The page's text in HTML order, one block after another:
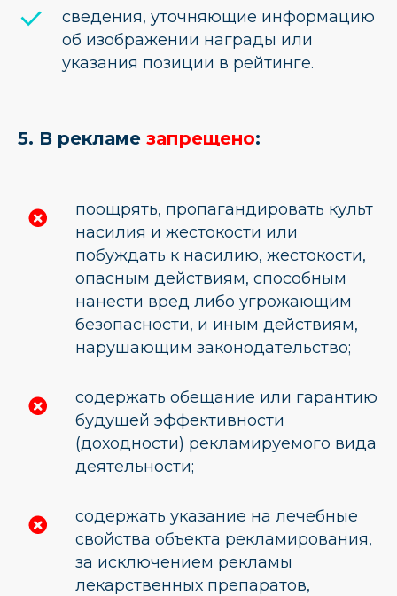
cведения, уточняющие информацию
об изображении награды или
указания позиции в рейтинге.
5. В рекламе запрещено:
поощрять, пропагандировать культ
насилия и жестокости или
побуждать к насилию, жестокости,
опасным действиям, способным
нанести вред либо угрожающим
безопасности, и иным действиям,
нарушающим законодательство;
содержать обещание или гарантию
будущей эффективности
(доходности) рекламируемого вида
деятельности;
содержать указание на лечебные
свойства объекта рекламирования,
за исключением рекламы
лекарственных препаратов,